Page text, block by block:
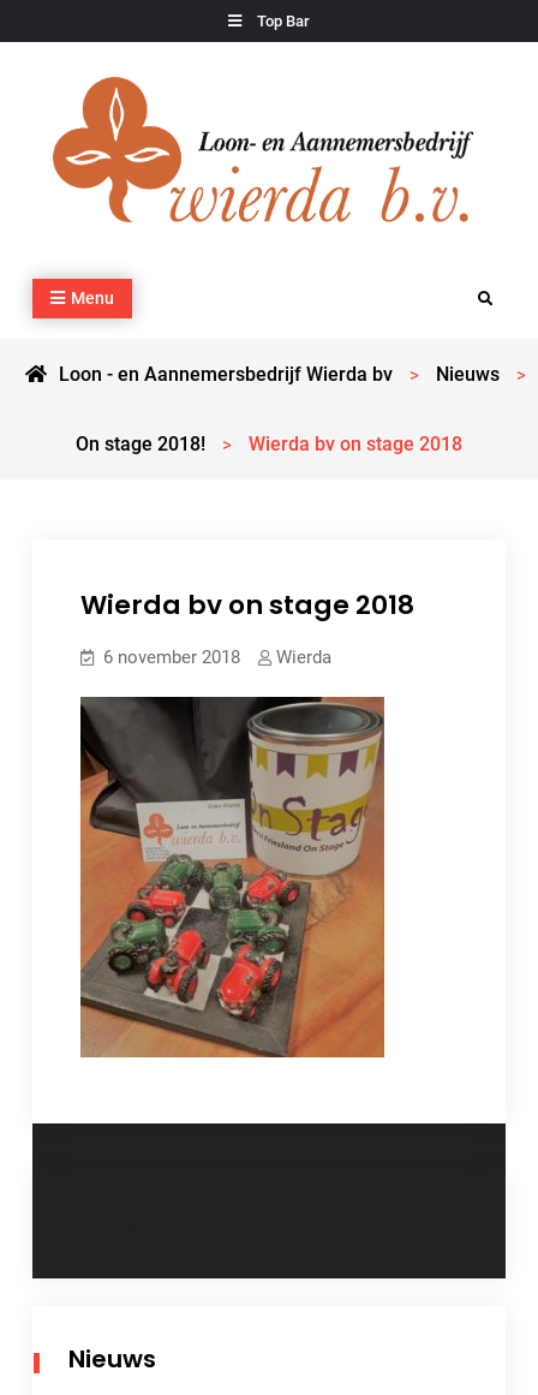
to
Top Bar
Loon – en Aannemersbedrijf Wierda bv
Kraan- en machineverhuur, agrarisch werk, grondverzet,
cultuurtechnisch werk en transport
Menu Search
Loon - en Aannemersbedrijf Wierda bv > Nieuws >
On stage 2018! > Wierda bv on stage 2018
Wierda bv on stage 2018
6 november 2018 Wierda
Nieuws